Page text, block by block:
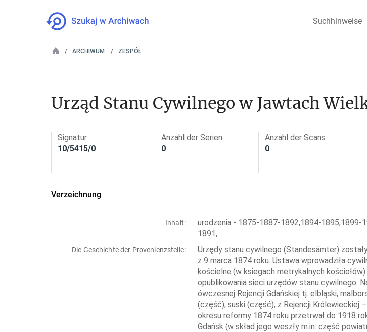
Suchhinweise
ARCHIWUM ZESPÓŁ
Urząd Stanu Cywilnego w Jawtach
Signatur
10/5415/0
Anzahl der Serien
0
Anzahl der Scans
0
Verzeichnung
Inhalt:
urodzenia - 1875-1887-1892,1894-1895,1899-
1891,
Die Geschichte der Provenienzstelle:
Urzędy stanu cywilnego (Standesämter)
z 9 marca 1874 roku. Ustawa wprowadziła
kościelne (w ksiegach metrykalnych
opublikowania sieci urzędów stanu cywilnego.
ówczesnej Rejencji Gdańskiej tj. elbląski,
(część), suski (część); z Rejencji Królewieckiej
okresu reformy 1874 roku przetrwał do 1918
Gdańsk (w skład jego weszły m.in. część